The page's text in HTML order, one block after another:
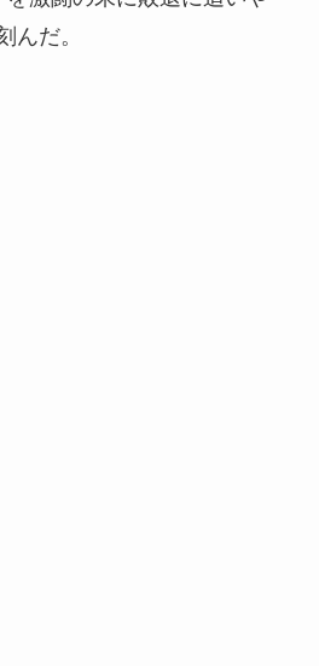
んだ。